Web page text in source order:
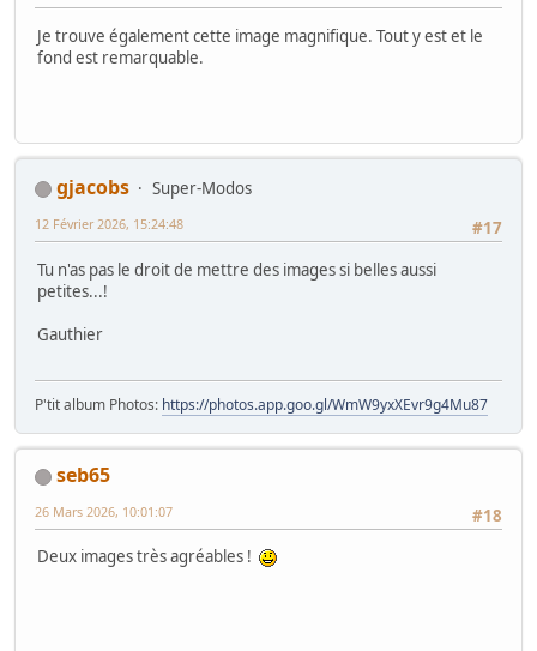
Je trouve également cette image magnifique. Tout y est et le
fond est remarquable.
gjacobs
Super-Modos
#17
12 Février 2026, 15:24:48
Tu n'as pas le droit de mettre des images si belles aussi
petites...!
Gauthier
P'tit album Photos: https://photos.app.goo.gl/WmW9yxXEvr9g4Mu87
seb65
#18
26 Mars 2026, 10:01:07
Deux images très agréables !